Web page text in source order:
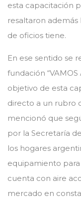
esta capacitación
resaltaron además
de oficios tiene.
En ese sentido se
fundación “VAMOS
objetivo de esta
directo a un rubro
mencionó que
por la Secretaría
los hogares
equipamiento para
cuenta con aire
mercado en